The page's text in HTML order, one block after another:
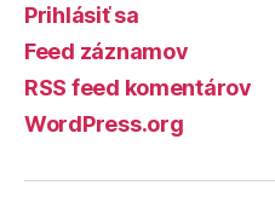
Prihlásiť sa
Feed záznamov
RSS feed komentárov
WordPress.org